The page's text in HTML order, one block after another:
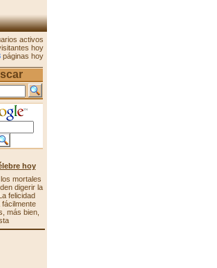
activos
hoy
páginas hoy
hoy
mortales
digerir la
felicidad
más bien,